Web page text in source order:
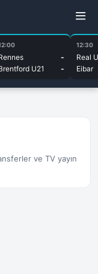
-
U21
-
12:30
Real
Eibar
ve TV yayın